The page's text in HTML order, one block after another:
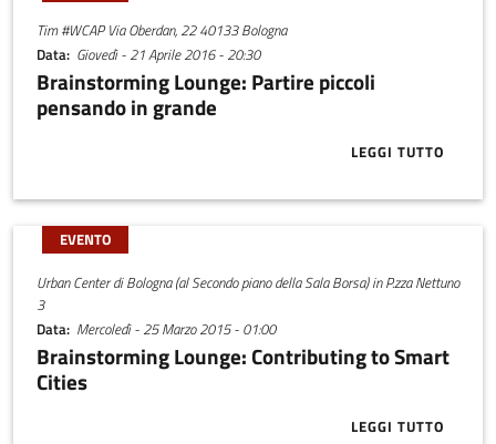
Tim #WCAP Via Oberdan, 22 40133 Bologna
Data Giovedì - 21 Aprile 2016 - 20:30
Brainstorming Lounge: Partire piccoli
pensando in grande
LEGGI TUTTO
ABOUT
EVENTO
Urban Center di Bologna (al Secondo piano della Sala Borsa) in P.zza Nettuno
3
Data Mercoledì - 25 Marzo 2015 - 01:00
Brainstorming Lounge: Contributing to Smart
Cities
LEGGI TUTTO
ABOUT